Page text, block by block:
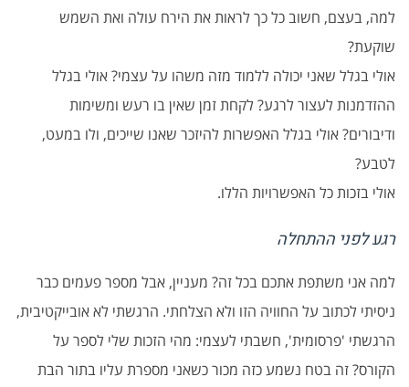
למה, בעצם, חשוב כל כך לראות את הירח עולה ואת השמש
שוקעת?
אולי בגלל שאני יכולה ללמוד מזה משהו על עצמי? אולי בגלל
ההזדמנות לעצור לרגע? לקחת זמן שאין בו רעש ומשימות
ודיבורים? אולי בגלל האפשרות להיזכר שאנו שייכים, ולו במעט,
לטבע?
אולי בזכות כל האפשרויות הללו.
רגע לפני ההתחלה
למה אני משתפת אתכם בכל זה? מעניין, אבל מספר פעמים כבר
ניסיתי לכתוב על החוויה הזו ולא הצלחתי. הרגשתי לא אובייקטיבית,
הרגשתי 'פרסומית', חשבתי לעצמי: מהי הזכות שלי לספר על
הקורס? זה בטח נשמע כזה מכור כשאני מספרת עליו בתור הבת